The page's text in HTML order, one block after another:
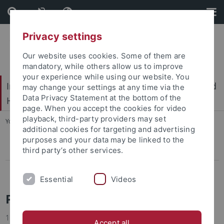
Skip
to
content
Skip
to
footer
International Center for Ethics in the Sciences and
Humanities (IZEW)
You are here: Home ... Pressemitteilungen
Pressemitteilungen
Pressemitteilungen
16.01.2025
Privacy settings
Our website uses cookies. Some of them are
mandatory, while others allow us to improve
your experience while using our website. You
may change your settings at any time via the
Data Privacy Statement at the bottom of the
page. When you accept the cookies for video
playback, third-party providers may set
additional cookies for targeting and advertising
purposes and your data may be linked to the
third party’s other services.
Essential Videos